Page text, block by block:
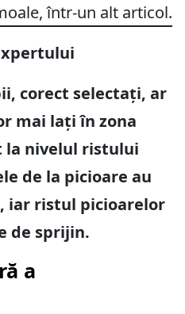
într-un alt articol.
corect selectați, ar
mai lați în zona
la nivelul ristului
de la picioare au
iar ristul picioarelor
de sprijin.
a